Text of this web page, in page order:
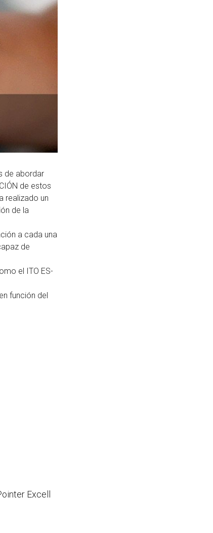
de abordar
de estos
realizado un
de la
a cada una
de
el ITO ES-
función del
Excell